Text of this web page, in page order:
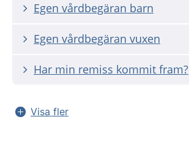
Egen vårdbegäran barn
Egen vårdbegäran vuxen
Har min remiss kommit fram?
Visa fler